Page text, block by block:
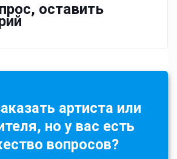
оставить
артиста или
но у вас есть
вопросов?